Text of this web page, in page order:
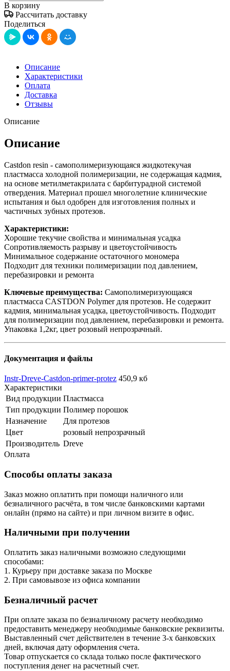
В корзину
Рассчитать доставку
Поделиться
Описание
Характеристики
Оплата
Доставка
Отзывы
Описание
Описание
Castdon resin - самополимеризующаяся жидкотекучая
пластмасса холодной полимеризации, не содержащая кадмия,
на основе метилметакрилата с барбитурадной системой
отвердения. Материал прошел многолетние клинические
испытания и был одобрен для изготовления полных и
частичных зубных протезов.
Характеристики:
Хорошие текучие свойства и минимальная усадка
Сопротивляемость разрыву и цветоустойчивость
Минимальное содержание остаточного мономера
Подходит для техники полимеризации под давлением,
перебазировки и ремонта
Ключевые преимущества: Самополимеризующаяся
пластмасса CASTDON Polymer для протезов. Не содержит
кадмия, минимальная усадка, цветоустойчивость. Подходит
для полимеризации под давлением, перебазировки и ремонта.
Упаковка 1,2кг, цвет розовый непрозрачный.
Документация и файлы
Instr-Dreve-Castdon-primer-protez 450,9 кб
Характеристики
Вид продукции Пластмасса
Тип продукции Полимер порошок
Назначение
Для протезов
Цвет
розовый непрозрачный
Производитель Dreve
Оплата
Способы оплаты заказа
Заказ можно оплатить при помощи наличного или
безналичного расчёта, в том числе банковскими картами
онлайн (прямо на сайте) и при личном визите в офис.
Наличными при получении
Оплатить заказ наличными возможно следующими
способами:
1. Курьеру при доставке заказа по Москве
2. При самовывозе из офиса компании
Безналичный расчет
При оплате заказа по безналичному расчету необходимо
предоставить менеджеру необходимые банковские реквизиты.
Выставленный счет действителен в течение 3-х банковских
дней, включая дату оформления cчета.
Товар отпускается со склада только после фактического
поступления денег на расчетный счет.